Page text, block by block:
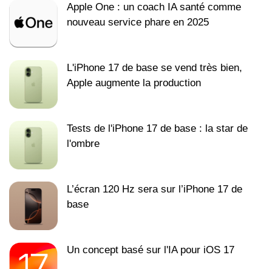
Apple One : un coach IA santé comme
nouveau service phare en 2025
L'iPhone 17 de base se vend très bien,
Apple augmente la production
Tests de l'iPhone 17 de base : la star de
l'ombre
L’écran 120 Hz sera sur l’iPhone 17 de
base
Un concept basé sur l'IA pour iOS 17